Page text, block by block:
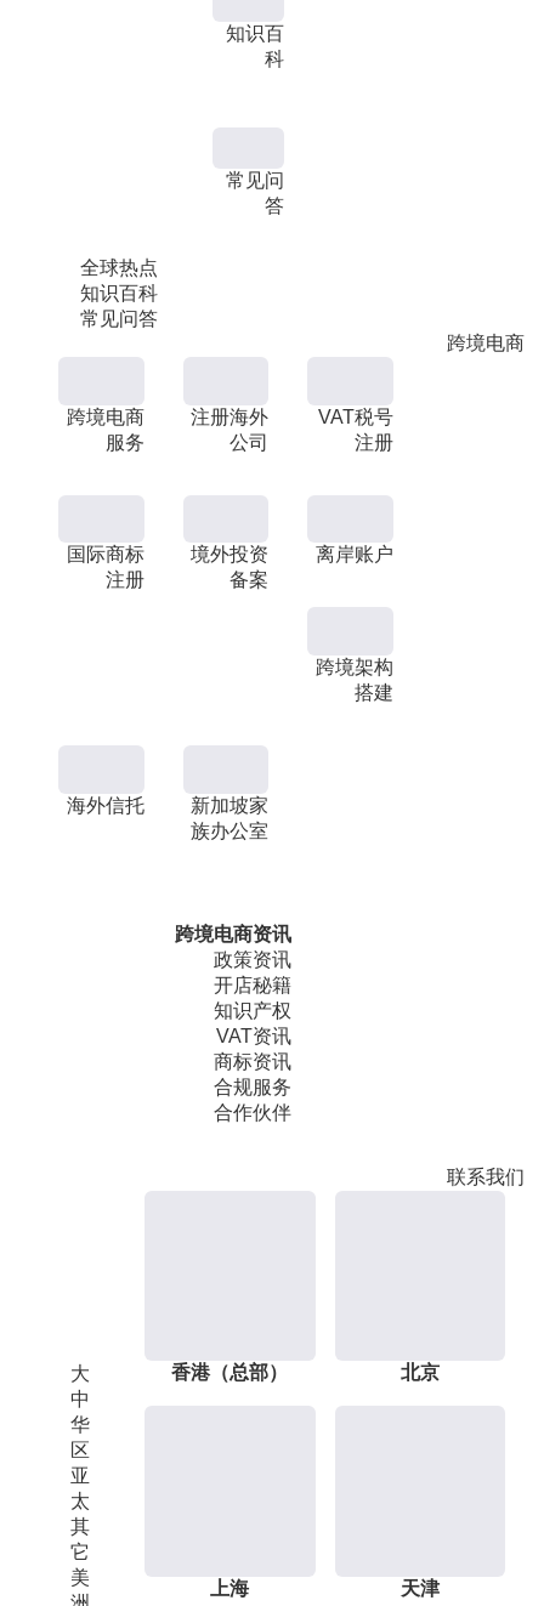
全球热点
知识百科
常见问答
知识百
科
常见问
答
跨境电商
跨境电商
服务
注册海外
公司
VAT税号
注册
国际商标
注册
境外投资
备案
离岸账户
跨境架构
搭建
海外信托
新加坡家
族办公室
跨境电商资讯
政策资讯
开店秘籍
知识产权
VAT资讯
商标资讯
合规服务
合作伙伴
联系我们
大
中
华
区
亚
太
其
它
美
香港（总部） 北京
上海 天津